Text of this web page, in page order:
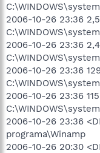
2006-10-26 23:36
2006-10-26 23:36
2006-10-26 23:36
2006-10-26 23:36
2006-10-26 23:36
programa\Winamp
2006-10-26 20:30